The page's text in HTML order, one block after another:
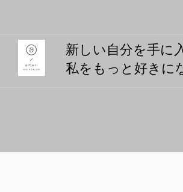
新しい自分を手に
私をもっと好きに